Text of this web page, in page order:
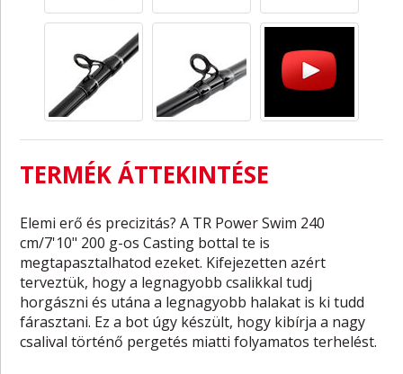
TERMÉK ÁTTEKINTÉSE
Elemi erő és precizitás? A TR Power Swim 240
cm/7'10" 200 g-os Casting bottal te is
megtapasztalhatod ezeket. Kifejezetten azért
terveztük, hogy a legnagyobb csalikkal tudj
horgászni és utána a legnagyobb halakat is ki tudd
fárasztani. Ez a bot úgy készült, hogy kibírja a nagy
csalival történő pergetés miatti folyamatos terhelést.